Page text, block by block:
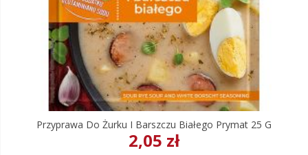
Przyprawa Do Żurku I Barszczu Białego Prymat 25 G
2,05 zł